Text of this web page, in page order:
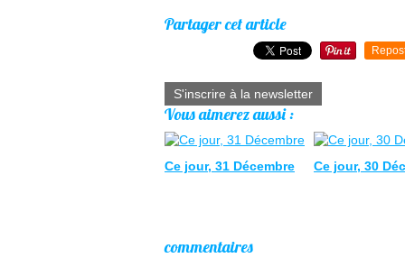
Partager cet article
S'inscrire à la newsletter
Vous aimerez aussi :
Ce jour, 31 Décembre Ce jour, 30
commentaires